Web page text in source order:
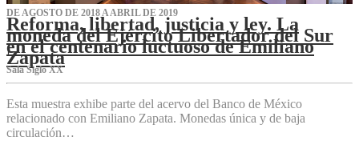
DE AGOSTO DE 2018 A ABRIL DE 2019
Reforma, libertad, justicia y ley. La
moneda del Ejército Libertador del Sur
en el centenario luctuoso de Emiliano
Zapata
Sala Siglo XX
Esta muestra exhibe parte del acervo del Banco de México
relacionado con Emiliano Zapata. Monedas única y de baja
circulación…